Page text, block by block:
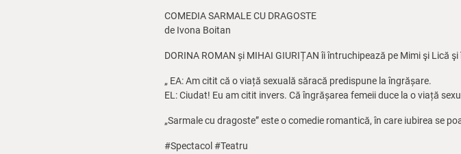
COMEDIA SARMALE CU DRAGOSTE
de Ivona Boitan
DORINA ROMAN și MIHAI GIURIȚAN îi întruchipează pe Mimi şi Lică
„ EA: Am citit că o viață sexuală săracă predispune la îngrășare.
EL: Ciudat! Eu am citit invers. Că îngrășarea femeii duce la o viață
„Sarmale cu dragoste” este o comedie romantică, în care iubirea se
#Spectacol #Teatru